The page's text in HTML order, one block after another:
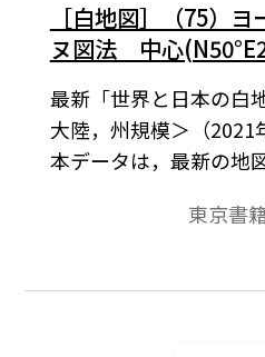
［白地図］（75）
ヌ図法 中心
最新「世界と日本の白
大陸，州規模＞（2021
本データは，最新の地
ト作成やワークシー
東京書